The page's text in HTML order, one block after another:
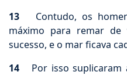
13 Contudo, os
máximo para remar
sucesso, e o mar ficava
14 Por isso suplicaram